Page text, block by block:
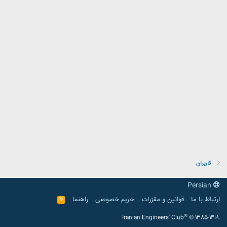
کاربران
ارتباط با ما
قوانین و مقرّرات حریم خصوصی راهنما
R
S
Iranian Engineers' Club® © 1385-1401.